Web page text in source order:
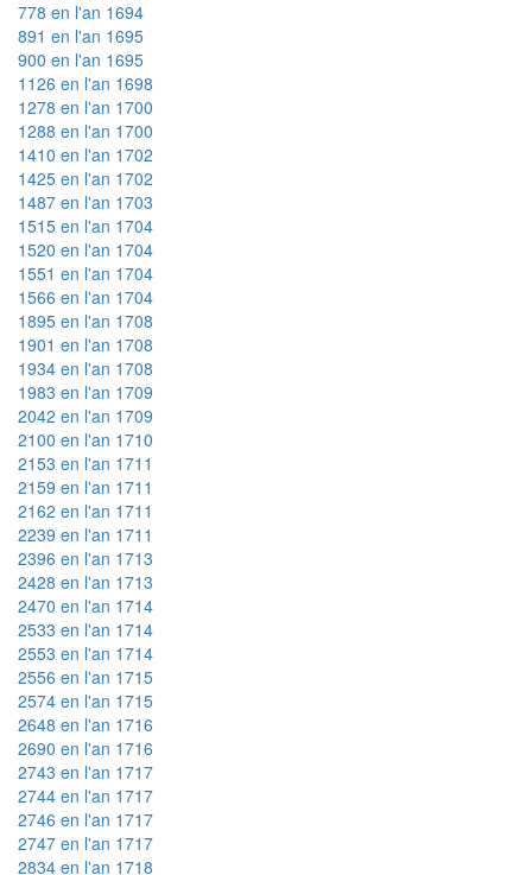
778 en l'an 1694
891 en l'an 1695
900 en l'an 1695
1126 en l'an 1698
1278 en l'an 1700
1288 en l'an 1700
1410 en l'an 1702
1425 en l'an 1702
1487 en l'an 1703
1515 en l'an 1704
1520 en l'an 1704
1551 en l'an 1704
1566 en l'an 1704
1895 en l'an 1708
1901 en l'an 1708
1934 en l'an 1708
1983 en l'an 1709
2042 en l'an 1709
2100 en l'an 1710
2153 en l'an 1711
2159 en l'an 1711
2162 en l'an 1711
2239 en l'an 1711
2396 en l'an 1713
2428 en l'an 1713
2470 en l'an 1714
2533 en l'an 1714
2553 en l'an 1714
2556 en l'an 1715
2574 en l'an 1715
2648 en l'an 1716
2690 en l'an 1716
2743 en l'an 1717
2744 en l'an 1717
2746 en l'an 1717
2747 en l'an 1717
2834 en l'an 1718